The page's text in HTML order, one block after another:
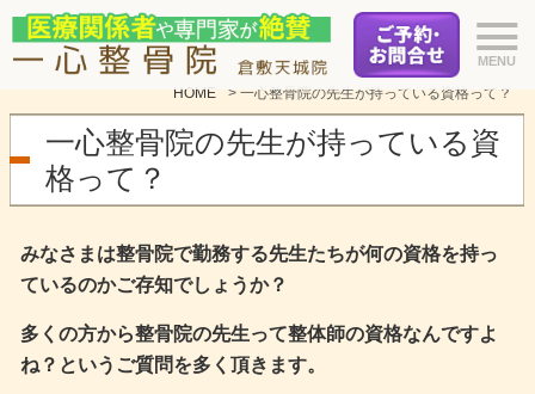
HOME >一心整骨院の先生が持っている資格って？
一心整骨院の先生が持っている資
格って？
みなさまは整骨院で勤務する先生たちが何の資格を持っ
ているのかご存知でしょうか？
多くの方から整骨院の先生って整体師の資格なんですよ
ね？というご質問を多く頂きます。